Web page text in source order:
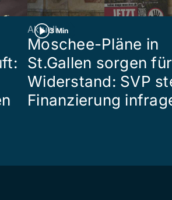
3 Min
Aktuell
Moschee-Pläne in
St.Gallen sorgen für
Widerstand: SVP
Finanzierung